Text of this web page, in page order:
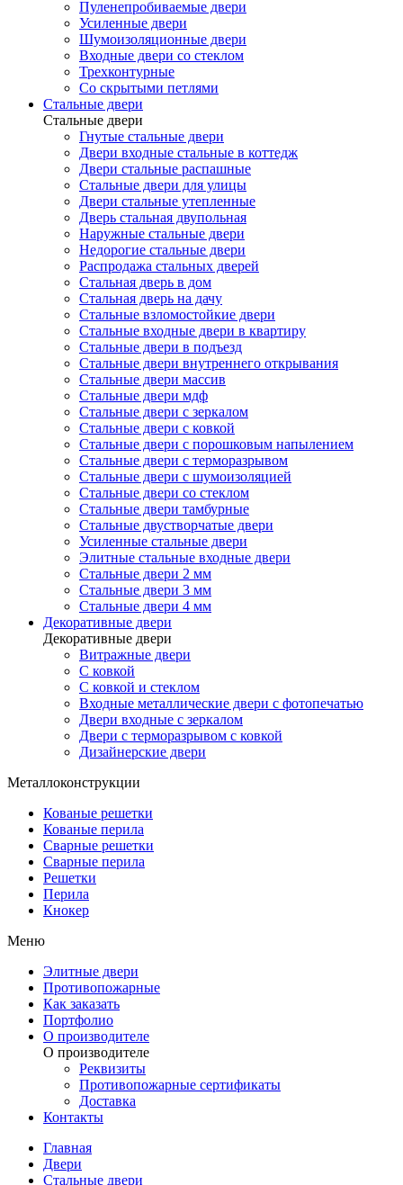
Пуленепробиваемые двери
Усиленные двери
Шумоизоляционные двери
Входные двери со стеклом
Трехконтурные
Со скрытыми петлями
Стальные двери
Стальные двери
Гнутые стальные двери
Двери входные стальные в коттедж
Двери стальные распашные
Стальные двери для улицы
Двери стальные утепленные
Дверь стальная двупольная
Наружные стальные двери
Недорогие стальные двери
Распродажа стальных дверей
Стальная дверь в дом
Стальная дверь на дачу
Стальные взломостойкие двери
Стальные входные двери в квартиру
Стальные двери в подъезд
Стальные двери внутреннего открывания
Стальные двери массив
Стальные двери мдф
Стальные двери с зеркалом
Стальные двери с ковкой
Стальные двери с порошковым напылением
Стальные двери с терморазрывом
Стальные двери с шумоизоляцией
Стальные двери со стеклом
Стальные двери тамбурные
Стальные двустворчатые двери
Усиленные стальные двери
Элитные стальные входные двери
Стальные двери 2 мм
Стальные двери 3 мм
Стальные двери 4 мм
Декоративные двери
Декоративные двери
Витражные двери
С ковкой
С ковкой и стеклом
Входные металлические двери с фотопечатью
Двери входные с зеркалом
Двери с терморазрывом с ковкой
Дизайнерские двери
Металлоконструкции
Кованые решетки
Кованые перила
Сварные решетки
Сварные перила
Решетки
Перила
Кнокер
Меню
Элитные двери
Противопожарные
Как заказать
Портфолио
О производителе
О производителе
Реквизиты
Противопожарные сертификаты
Доставка
Контакты
Главная
Двери
Стальные двери